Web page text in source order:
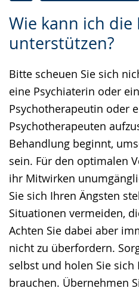
Wie kann ich
unterstützen?
Bitte scheuen Sie sich
eine Psychiaterin oder
Psychotherapeutin oder
Psychotherapeuten
Behandlung beginnt,
sein. Für den optimalen
ihr Mitwirken
Sie sich Ihren Ängsten
Situationen vermeiden,
Achten Sie dabei aber
nicht zu überfordern.
selbst und holen Sie sich
brauchen. Übernehmen
Leichten
Sprache
Audio-
Unterstützung.
Video
in
Gebärdensprache
wird
angezeigt.